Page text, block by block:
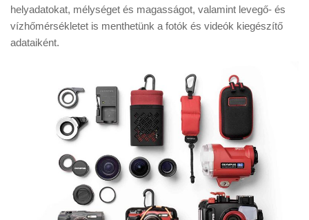
helyadatokat, mélységet és magasságot, valamint levegő- és
vízhőmérsékletet is menthetünk a fotók és videók kiegészítő
adataiként.